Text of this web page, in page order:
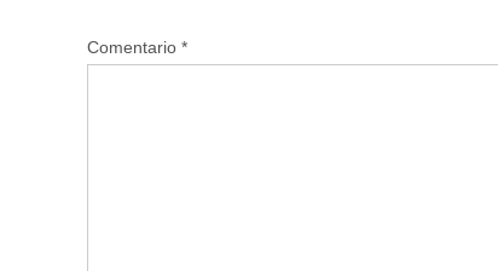
Comentario *